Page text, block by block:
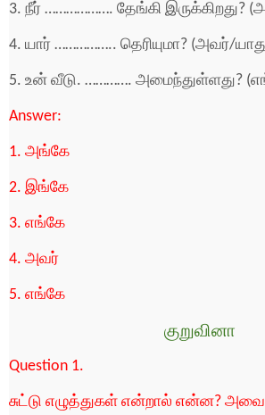
3. நீர் ………………. தேங்கி இருக்கிறது?
4. யார் …………….. தெரியுமா? (அவர்/
5. உன் வீடு. …………. அமைந்துள்ளது?
Answer:
1. அங்கே
2. இங்கே
3. எங்கே
4. அவர்
5. எங்கே
குறுவினா
Question 1.
சுட்டு எழுத்துகள் என்றால் என்ன?